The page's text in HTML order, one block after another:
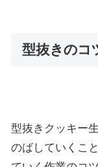
型抜きのコ
型抜きクッキー
のばしていくこ